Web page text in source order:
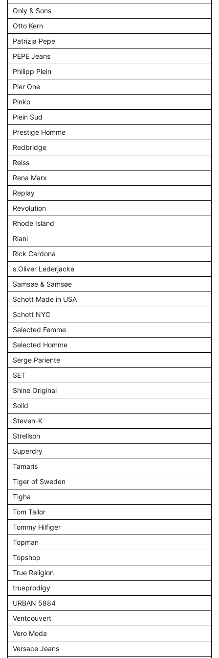
Only & Sons
Otto Kern
Patrizia Pepe
PEPE Jeans
Philipp Plein
Pier One
Pinko
Plein Sud
Prestige Homme
Redbridge
Reiss
Rena Marx
Replay
Revolution
Rhode Island
Riani
Rick Cardona
s.Oliver Lederjacke
Samsøe & Samsøe
Schott Made in USA
Schott NYC
Selected Femme
Selected Homme
Serge Pariente
SET
Shine Original
Solid
Steven-K
Strellson
Superdry
Tamaris
Tiger of Sweden
Tigha
Tom Tailor
Tommy Hilfiger
Topman
Topshop
True Religion
trueprodigy
URBAN 5884
Ventcouvert
Vero Moda
Versace Jeans